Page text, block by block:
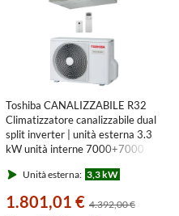
Toshiba CANALIZZABILE R32
Climatizzatore canalizzabile dual
split inverter | unità esterna 3.3
kW unità interne 7000+7000
M[07|07]U2DVG-E
Unità esterna: 3,3 kW
1.801,01 € 4.392,00 €